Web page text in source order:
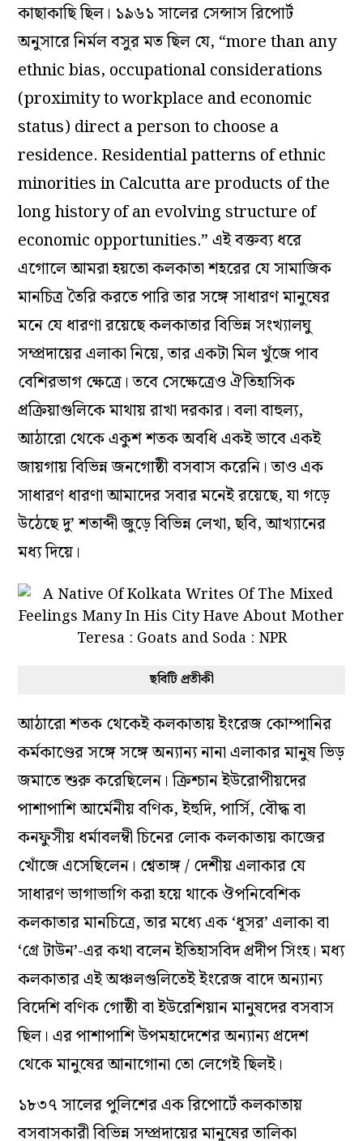
কাছাকাছি ছিল। ১৯৬১ সালের সেন্সাস রিপোর্ট
অনুসারে নির্মল বসুর মত ছিল যে, “more than any
ethnic bias, occupational considerations
(proximity to workplace and economic
status) direct a person to choose a
residence. Residential patterns of ethnic
minorities in Calcutta are products of the
long history of an evolving structure of
economic opportunities.” এই বক্তব্য ধরে
এগোলে আমরা হয়তো কলকাতা শহরের যে সামাজিক
মানচিত্র তৈরি করতে পারি তার সঙ্গে সাধারণ মানুষের
মনে যে ধারণা রয়েছে কলকাতার বিভিন্ন সংখ্যালঘু
সম্প্রদায়ের এলাকা নিয়ে, তার একটা মিল খুঁজে পাব
বেশিরভাগ ক্ষেত্রে। তবে সেক্ষেত্রেও ঐতিহাসিক
প্রক্রিয়াগুলিকে মাথায় রাখা দরকার। বলা বাহুল্য,
আঠারো থেকে একুশ শতক অবধি একই ভাবে একই
জায়গায় বিভিন্ন জনগোষ্ঠী বসবাস করেনি। তাও এক
সাধারণ ধারণা আমাদের সবার মনেই রয়েছে, যা গড়ে
উঠেছে দু’ শতাব্দী জুড়ে বিভিন্ন লেখা, ছবি, আখ্যানের
মধ্য দিয়ে।
ছবিটি প্রতীকী
আঠারো শতক থেকেই কলকাতায় ইংরেজ কোম্পানির
কর্মকাণ্ডের সঙ্গে সঙ্গে অন্যান্য নানা এলাকার মানুষ ভিড়
জমাতে শুরু করেছিলেন। ক্রিশ্চান ইউরোপীয়দের
পাশাপাশি আর্মেনীয় বণিক, ইহুদি, পার্সি, বৌদ্ধ বা
কনফুসীয় ধর্মাবলম্বী চিনের লোক কলকাতায় কাজের
খোঁজে এসেছিলেন। শ্বেতাঙ্গ / দেশীয় এলাকার যে
সাধারণ ভাগাভাগি করা হয়ে থাকে ঔপনিবেশিক
কলকাতার মানচিত্রে, তার মধ্যে এক ‘ধূসর’ এলাকা বা
‘গ্রে টাউন’-এর কথা বলেন ইতিহাসবিদ প্রদীপ সিংহ। মধ্য
কলকাতার এই অঞ্চলগুলিতেই ইংরেজ বাদে অন্যান্য
বিদেশি বণিক গোষ্ঠী বা ইউরেশিয়ান মানুষদের বসবাস
ছিল। এর পাশাপাশি উপমহাদেশের অন্যান্য প্রদেশ
থেকে মানুষের আনাগোনা তো লেগেই ছিলই।
১৮৩৭ সালের পুলিশের এক রিপোর্টে কলকাতায়
বসবাসকারী বিভিন্ন সম্প্রদায়ের মানুষের তালিকা